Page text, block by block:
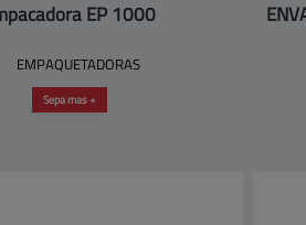
EP 1000
EMPAQUETADORAS
Sepa mas +